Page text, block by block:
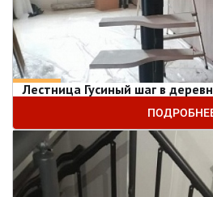
Лестница Гусиный шаг в